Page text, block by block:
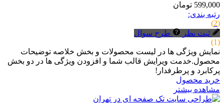
599,000 تومان
رتبه بندی:
(2)
ثبت نظر
طرح سوال
(1)
نمایش ویژگی ها در لیست محصولات و بخش خلاصه توضیحات
محصول.خدمت ویرایش قالب شما و افزودن ویژگی ها در دو بخش
پرکابرد و پرطرفدار!
خرید محصول
مشاهده بیشتر